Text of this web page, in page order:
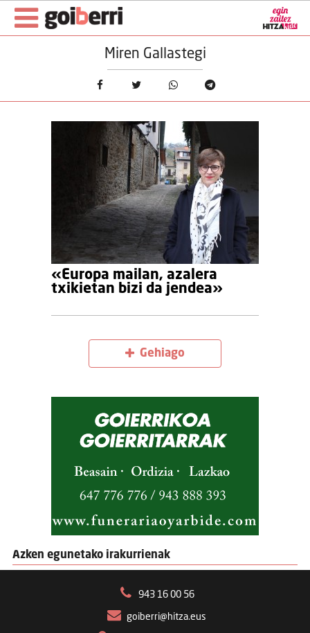
Miren Gallastegi
«Europa mailan, azalera
txikietan bizi da jendea»
Gehiago
Azken egunetako irakurrienak
943 16 00 56
goiberri@hitza.eus